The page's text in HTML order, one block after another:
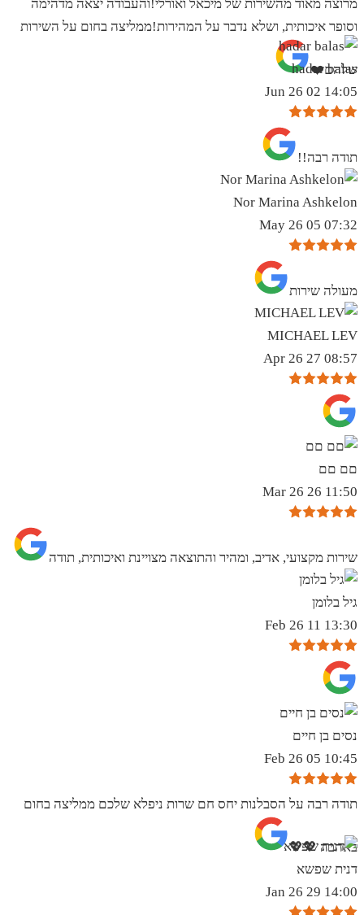
מרוצה מאוד מהשירות של מיכאל ואורלי!והעבודה יצאה מדהימה
וסופר איכותית, ושלא נדבר על המהירות!ממליצה בחום על השירות
שלהם❤️
hadar balas
14:05 02 Jun 26
תודה רבה!!
Nor Marina Ashkelon
07:32 05 May 26
מעולה שירות
MICHAEL LEV
08:57 27 Apr 26
םם םם
11:50 26 Mar 26
שירות מקצועי, אדיב, ומהיר והתוצאה מצויינת ואיכותית, תודה
גיל בלומן
13:30 11 Feb 26
נסים בן חיים
10:45 05 Feb 26
תודה רבה על הסבלנות יחס חם שרות ניפלא שלכם ממליצה בחום
באהבה 💖💖
דנית שפשא
14:00 29 Jan 26